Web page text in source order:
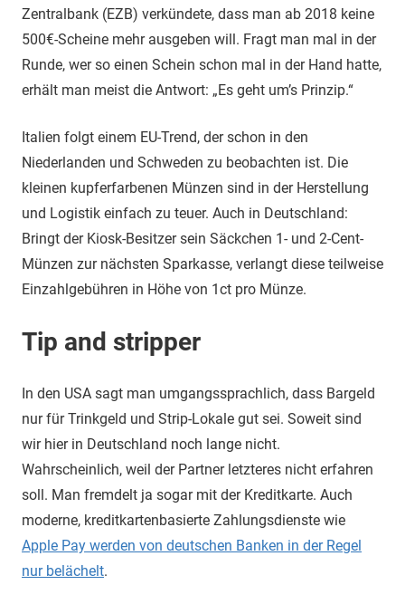
Zentralbank (EZB) verkündete, dass man ab 2018 keine
500€-Scheine mehr ausgeben will. Fragt man mal in der
Runde, wer so einen Schein schon mal in der Hand hatte,
erhält man meist die Antwort: „Es geht um’s Prinzip.“
Italien folgt einem EU-Trend, der schon in den
Niederlanden und Schweden zu beobachten ist. Die
kleinen kupferfarbenen Münzen sind in der Herstellung
und Logistik einfach zu teuer. Auch in Deutschland:
Bringt der Kiosk-Besitzer sein Säckchen 1- und 2-Cent-
Münzen zur nächsten Sparkasse, verlangt diese teilweise
Einzahlgebühren in Höhe von 1ct pro Münze.
Tip and stripper
In den USA sagt man umgangssprachlich, dass Bargeld
nur für Trinkgeld und Strip-Lokale gut sei. Soweit sind
wir hier in Deutschland noch lange nicht.
Wahrscheinlich, weil der Partner letzteres nicht erfahren
soll. Man fremdelt ja sogar mit der Kreditkarte. Auch
moderne, kreditkartenbasierte Zahlungsdienste wie
Apple Pay werden von deutschen Banken in der Regel
nur belächelt.